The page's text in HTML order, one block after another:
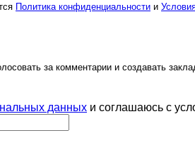
Политика конфиденциальности и
за комментарии и создавать
данных и соглашаюсь с